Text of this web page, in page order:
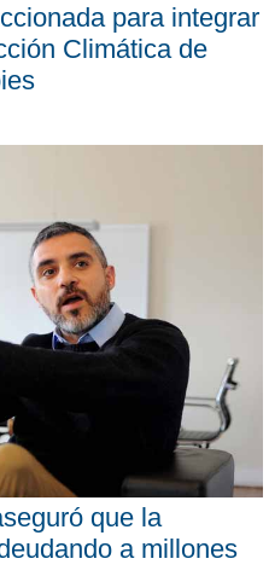
para integrar
Climática de
que la
a millones